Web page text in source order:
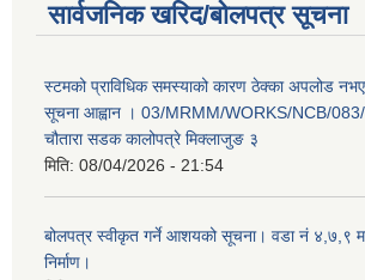
सार्वजनिक खरिद/बोलपत्र सूचना
स्टमको प्राविधिक समस्याको कारण ठेक्का अपलोड
सूचना आह्वान । 03/MRMM/WORKS/NCB/083/
चौतारा सडक कालोपत्रे मिक्लाजुङ ३
मिति: 08/04/2026 - 21:54
बोलपत्र स्वीकृत गर्ने आशयको सूचना। वडा नं ४,७,९
निर्माण।